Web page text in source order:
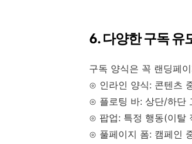
6. 다양한 구독 유
구독 양식은 꼭 랜딩페
⊙ 인라인 양식: 콘텐츠
⊙ 플로팅 바: 상단/하단
⊙ 팝업: 특정 행동(이탈
⊙ 풀페이지 폼: 캠페인